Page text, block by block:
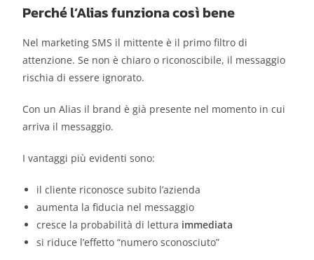
Perché l’Alias funziona così bene
Nel marketing SMS il mittente è il primo filtro di
attenzione. Se non è chiaro o riconoscibile, il messaggio
rischia di essere ignorato.
Con un Alias il brand è già presente nel momento in cui
arriva il messaggio.
I vantaggi più evidenti sono:
il cliente riconosce subito l’azienda
aumenta la fiducia nel messaggio
cresce la probabilità di lettura immediata
si riduce l’effetto “numero sconosciuto”